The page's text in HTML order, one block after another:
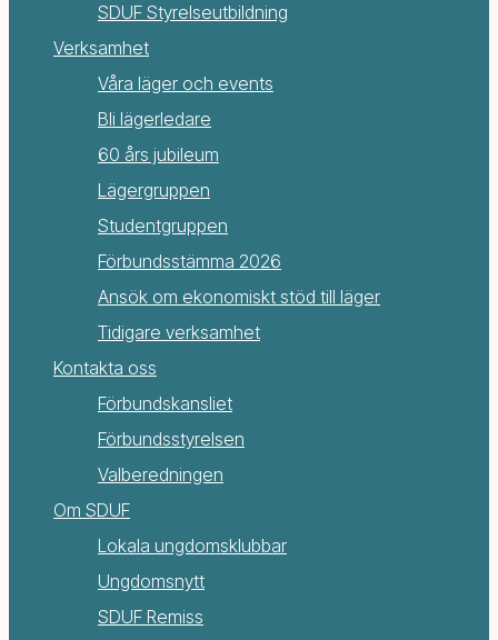
SDUF Styrelseutbildning
Verksamhet
Våra läger och events
Bli lägerledare
60 års jubileum
Lägergruppen
Studentgruppen
Förbundsstämma 2026
Ansök om ekonomiskt stöd till läger
Tidigare verksamhet
Kontakta oss
Förbundskansliet
Förbundsstyrelsen
Valberedningen
Om SDUF
Lokala ungdomsklubbar
Ungdomsnytt
SDUF Remiss